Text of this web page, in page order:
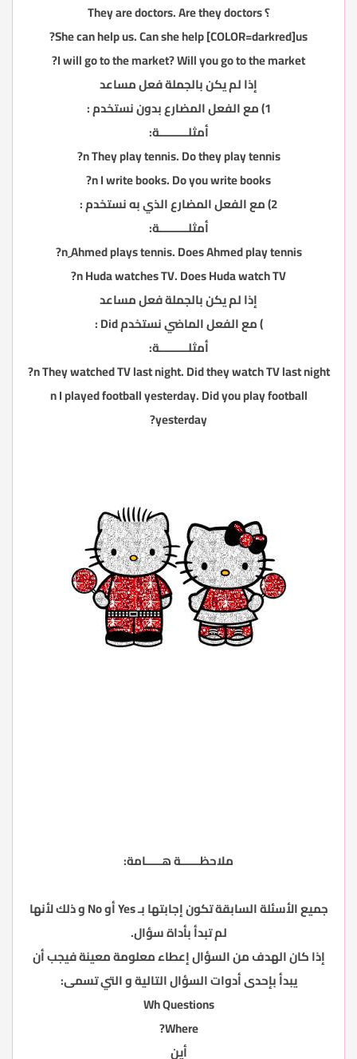
؟ They are doctors. Are they doctors
She can help us. Can she help [COLOR=darkred]us?
I will go to the market? Will you go to the market?
إذا لم يكن بالجملة فعل مساعد
1) مع الفعل المضارع بدون نستخدم :
أمثلـــــــــة:
n They play tennis. Do they play tennis?
n I write books. Do you write books?
2) مع الفعل المضارع الذي به نستخدم :
أمثلـــــــــة:
n ِAhmed plays tennis. Does Ahmed play tennis?
n Huda watches TV. Does Huda watch TV?
إذا لم يكن بالجملة فعل مساعد
) مع الفعل الماضي نستخدم Did :
أمثلـــــــــة:
n They watched TV last night. Did they watch TV last night?
n I played football yesterday. Did you play football
yesterday?
ملاحظــــــة هـــــامة:
جميع الأسئلة السابقة تكون إجابتها بـ Yes أو No و ذلك لأنها
لم تبدأ بأداة سؤال.
إذا كان الهدف من السؤال إعطاء معلومة معينة فيجب أن
يبدأ بإحدى أدوات السؤال التالية و التي تسمى:
Wh Questions
Where?
أين